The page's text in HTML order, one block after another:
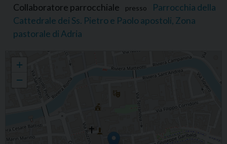
Collaboratore parrocchiale
presso
Parrocchia della
Cattedrale dei Ss. Pietro e Paolo apostoli, Zona
pastorale di Adria
+
−